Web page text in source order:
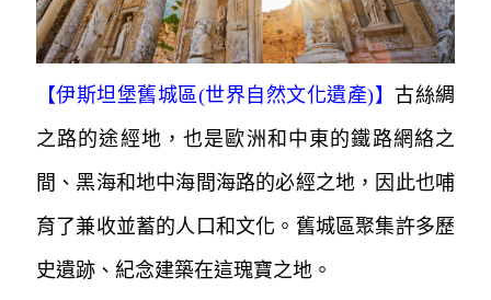
【伊斯坦堡舊城區(世界自然文化遺產)】 古絲綢
之路的途經地，也是歐洲和中東的鐵路網絡之
間、黑海和地中海間海路的必經之地，因此也哺
育了兼收並蓄的人口和文化。舊城區聚集許多歷
史遺跡、紀念建築在這瑰寶之地。